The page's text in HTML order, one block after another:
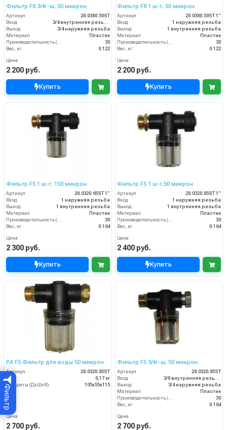
Фильтр
Фильтр F8 3/4г-ш; 50 микрон.
Артикул
28.0380.50ST
Вход
3/4 внутренняя резьба
Выход
3/4 наружняя резьба
Материал
Пластик
Производительность (л/мин)
30
Вес, кг
0.122
Цена
2 200 руб.
Купить
Фильтр F8 1 ш-г; 50 микрон.
Артикул
28.0380.50ST 1"
Вход
1 наружняя резьба
Выход
1 внутренняя резьба
Материал
Пластик
Производительность (л/мин)
30
Вес, кг
0.122
Цена
2 200 руб.
Купить
Фильтр F5 1 ш-г; 150 микрон.
Артикул
28.0320.65ST 1"
Вход
1 наружняя резьба
Выход
1 внутренняя резьба
Материал
Пластик
Производительность (л/мин)
30
Вес, кг
0.164
Цена
2 300 руб.
Купить
Фильтр F5 1 ш-г;50 микрон.
Артикул
28.0320.85ST 1"
Вход
1 наружняя резьба
Выход
1 внутренняя резьба
Материал
Пластик
Производительность (л/мин)
30
Вес, кг
0.164
Цена
2 400 руб.
Купить
PA F5 Фильтр для воды 50 микрон
Артикул
28.0320.85ST
Вес
0,17 кг
Габариты (ДхШхВ)
105х55х115
Цена
2 700 руб.
Фильтр F5 3/4г-ш; 50 микрон.
Артикул
28.0320.85ST
Вход
Выход
3/4 наружняя резьба
Материал
Пластик
30
Вес, кг
0.164
Цена
2 700 руб.